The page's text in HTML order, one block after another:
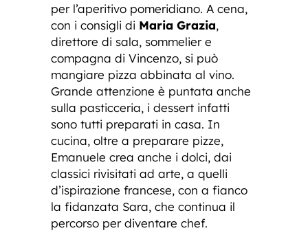
per l’aperitivo pomeridiano. A cena,
con i consigli di Maria Grazia,
direttore di sala, sommelier e
compagna di Vincenzo, si può
mangiare pizza abbinata al vino.
Grande attenzione è puntata anche
sulla pasticceria, i dessert infatti
sono tutti preparati in casa. In
cucina, oltre a preparare pizze,
Emanuele crea anche i dolci, dai
classici rivisitati ad arte, a quelli
d’ispirazione francese, con a fianco
la fidanzata Sara, che continua il
percorso per diventare chef.